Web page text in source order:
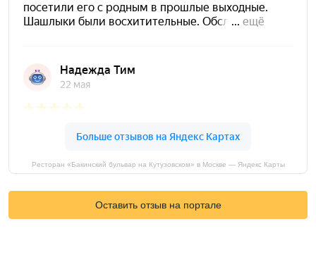
Ресторан «Бакинский бульвар на Кутузовском» в Москве — Яндекс Карты
Оставить отзыв на портале